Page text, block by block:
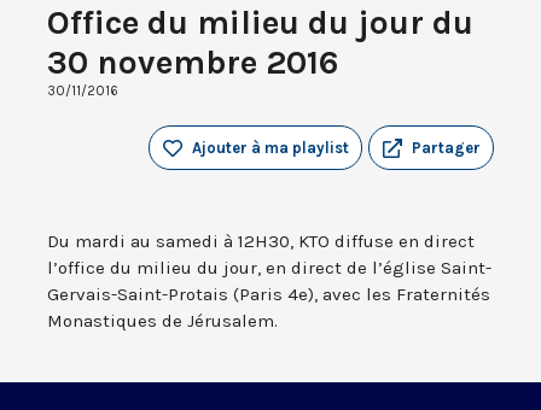
Office du milieu du jour du
30 novembre 2016
30/11/2016
Partager
Ajouter à ma playlist
Du mardi au samedi à 12H30, KTO diffuse en direct
l’office du milieu du jour, en direct de l’église Saint-
Gervais-Saint-Protais (Paris 4e), avec les Fraternités
Monastiques de Jérusalem.